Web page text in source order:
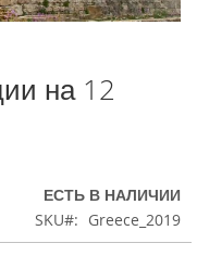
на 12
ЕСТЬ В НАЛИЧИИ
SKU
Greece_2019